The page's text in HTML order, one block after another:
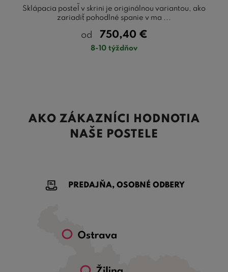
Sklápacia posteľ v skrini je originálnou variantou, ako
zariadiť pohodlné spanie v ma ...
od 750,40 €
8-10 týždňov
AKO ZÁKAZNÍCI HODNOTIA
NAŠE POSTELE
PREDAJŇA, OSOBNÉ ODBERY